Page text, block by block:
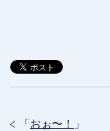
「 おぉ〜！ 」